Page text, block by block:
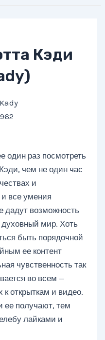
Кэди
один раз посмотреть
чем не один час
и
все умения
дадут возможность
мир. Хоть
быть порядочной
ее контент
чувственность так
во всем —
к открыткам и видео.
ее получают, тем
лайками и